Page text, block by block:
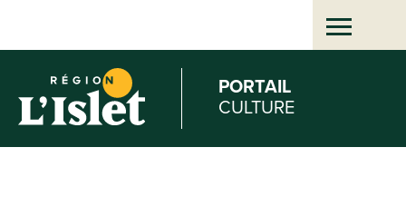
contenu
PORTAIL
CULTURE